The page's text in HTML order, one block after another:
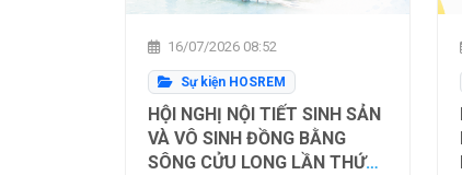
16/07/2026 08:52
Sự kiện HOSREM
HỘI NGHỊ NỘI TIẾT SINH SẢN
VÀ VÔ SINH ĐỒNG BẰNG
SÔNG CỬU LONG LẦN THỨ